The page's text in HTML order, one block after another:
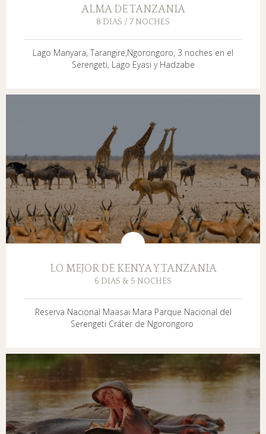
ALMA DE TANZANIA
8 DIAS / 7 NOCHES
Lago Manyara, Tarangire,Ngorongoro, 3 noches en el
Serengeti, Lago Eyasi y Hadzabe
LO MEJOR DE KENYA Y TANZANIA
6 DIAS & 5 NOCHES
Reserva Nacional Maasai Mara Parque Nacional del
Serengeti Cráter de Ngorongoro